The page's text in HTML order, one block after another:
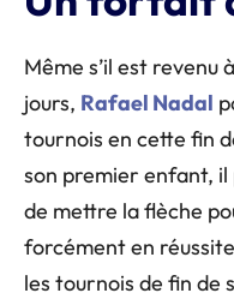
Même s’il est revenu
jours, Rafael Nadal
tournois en cette fin
son premier enfant,
de mettre la flèche
forcément en
les tournois de fin de